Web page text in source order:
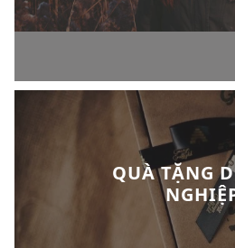
QUÀ TẶNG